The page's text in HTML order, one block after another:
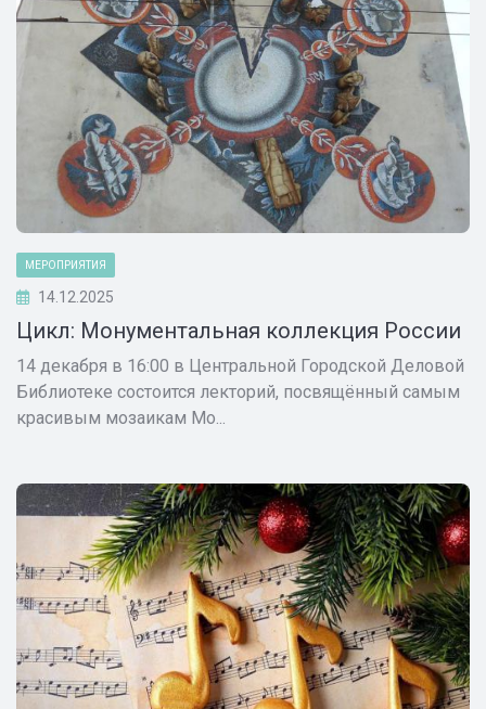
МЕРОПРИЯТИЯ
14.12.2025
Цикл: Монументальная коллекция России
14 декабря в 16:00 в Центральной Городской Деловой
Библиотеке состоится лекторий, посвящённый самым
красивым мозаикам Мо...